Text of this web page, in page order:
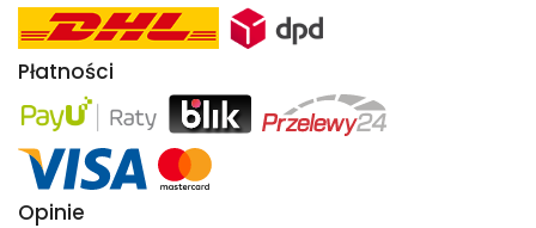
Płatności
Opinie